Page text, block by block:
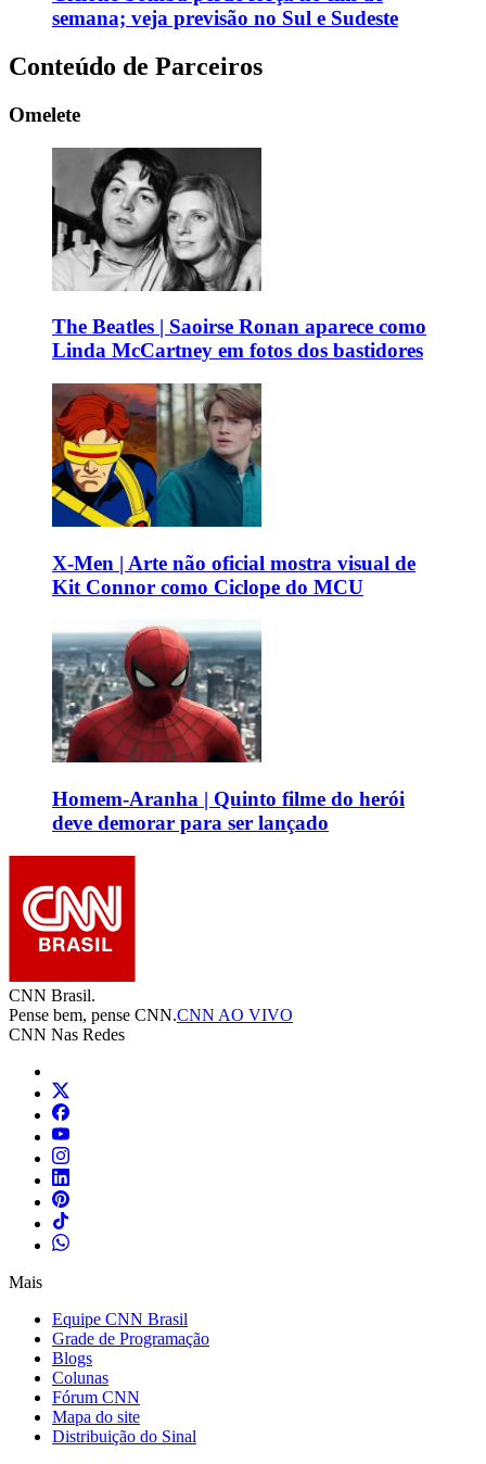
semana; veja previsão no Sul e Sudeste
Conteúdo de Parceiros
Omelete
The Beatles | Saoirse Ronan aparece como
Linda McCartney em fotos dos bastidores
X-Men | Arte não oficial mostra visual de
Kit Connor como Ciclope do MCU
Homem-Aranha | Quinto filme do herói
deve demorar para ser lançado
CNN Brasil.
Pense bem, pense CNN.CNN AO VIVO
CNN Nas Redes
Mais
Equipe CNN Brasil
Grade de Programação
Blogs
Colunas
Fórum CNN
Mapa do site
Distribuição do Sinal